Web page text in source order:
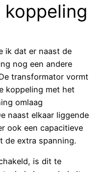
koppeling
ik dat er naast de
nog een andere
transformator vormt
koppeling met het
omlaag
naast elkaar liggende
ook een capacitieve
de extra spanning.
is dit te